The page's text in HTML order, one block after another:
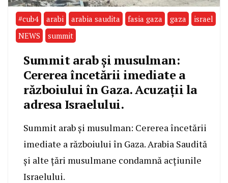
#cub4 arabi arabia saudita fasia gaza gaza
israel
NEWS
summit
Summit arab și musulman:
Cererea încetării imediate a
războiului în Gaza. Acuzații la
adresa Israelului.
Summit arab și musulman: Cererea încetării
imediate a războiului în Gaza. Arabia Saudită
și alte țări musulmane condamnă acțiunile
Israelului.